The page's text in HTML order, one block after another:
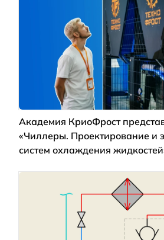
Академия КриоФрост
«Чиллеры. Проектирование и
систем охлаждения